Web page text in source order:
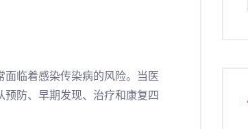
临着感染传染病的风险。当医
防、早期发现、治疗和康复四